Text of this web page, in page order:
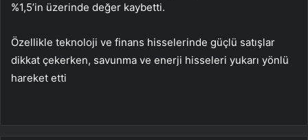
%1,5’in üzerinde değer kaybetti.
Özellikle teknoloji ve finans hisselerinde güçlü satışlar
dikkat çekerken, savunma ve enerji hisseleri yukarı yönlü
hareket etti